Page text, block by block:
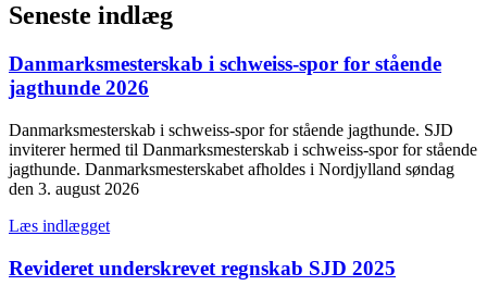
Seneste indlæg
Danmarksmesterskab i schweiss-spor for stående
jagthunde 2026
Danmarksmesterskab i schweiss-spor for stående jagthunde. SJD
inviterer hermed til Danmarksmesterskab i schweiss-spor for stående
jagthunde. Danmarksmesterskabet afholdes i Nordjylland søndag
den 3. august 2026
Læs indlægget
Revideret underskrevet regnskab SJD 2025